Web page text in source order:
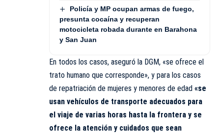
Policía y MP ocupan armas de fuego,
presunta cocaína y recuperan
motocicleta robada durante en Barahona
y San Juan
En todos los casos, aseguró la DGM, «se ofrece el
trato humano que corresponde», y para los casos
de repatriación de mujeres y menores de edad «se
usan vehículos de transporte adecuados para
el viaje de varias horas hasta la frontera y se
ofrece la atención y cuidados que sean